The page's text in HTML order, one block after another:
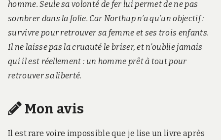
homme. Seule sa volonté de fer lui permet de ne pas
sombrer dans la folie. Car Northup n’a qu’un objectif :
survivre pour retrouver sa femme et ses trois enfants.
Il ne laisse pas la cruauté le briser, et n’oublie jamais
qui il est réellement : un homme prêt à tout pour
retrouver sa liberté.
Mon avis
Il est rare voire impossible que je lise un livre après